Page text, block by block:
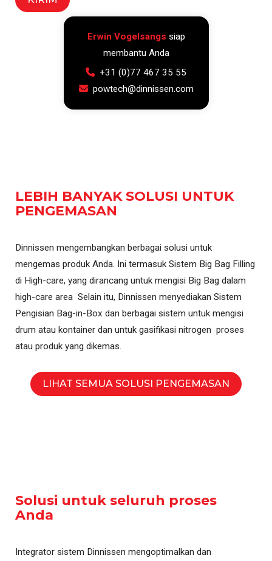
Erwin Vogelsangs siap
membantu Anda
+31 (0)77 467 35 55
powtech@dinnissen.com
LEBIH BANYAK SOLUSI UNTUK
PENGEMASAN
Dinnissen mengembangkan berbagai solusi untuk
mengemas produk Anda. Ini termasuk Sistem Big Bag Filling
di High-care, yang dirancang untuk mengisi Big Bag dalam
high-care area Selain itu, Dinnissen menyediakan Sistem
Pengisian Bag-in-Box dan berbagai sistem untuk mengisi
drum atau kontainer dan untuk gasifikasi nitrogen proses
atau produk yang dikemas.
LIHAT SEMUA SOLUSI PENGEMASAN
Solusi untuk seluruh proses
Anda
Integrator sistem Dinnissen mengoptimalkan dan